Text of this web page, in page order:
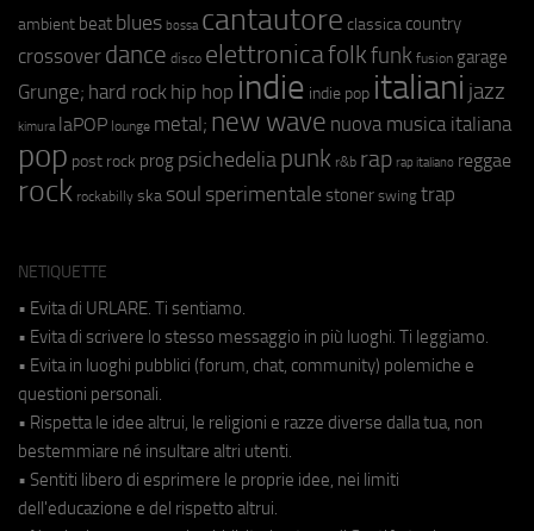
ambient beat blues bossa cantautore classica country
crossover dance disco elettronicafolkfunk fusion garage
Grunge; hard rock hip hop indie indie pop italiani jazz
kimura laPOP lounge metal; new wave nuova musica italiana
pop post rock prog psichedeliapunk r&b rap rap italiano reggae
rock rockabilly ska soul sperimentale stoner swing trap
NETIQUETTE
• Evita di URLARE. Ti sentiamo.
• Evita di scrivere lo stesso messaggio in più luoghi. Ti leggiamo.
• Evita in luoghi pubblici (forum, chat, community) polemiche e
questioni personali.
• Rispetta le idee altrui, le religioni e razze diverse dalla tua, non
bestemmiare né insultare altri utenti.
• Sentiti libero di esprimere le proprie idee, nei limiti
dell'educazione e del rispetto altrui.